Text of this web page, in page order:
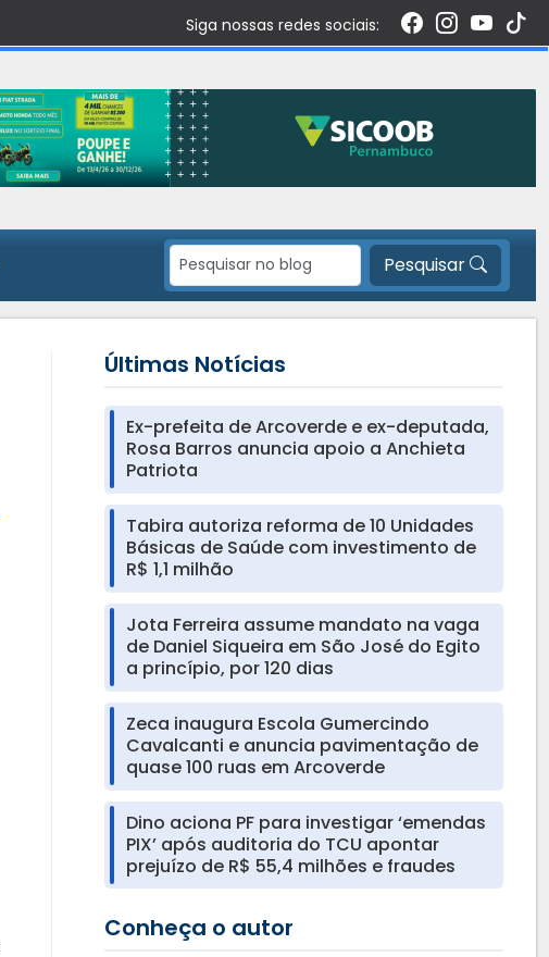
Siga nossas redes sociais:
Pesquisar
Últimas Notícias
Ex-prefeita de Arcoverde e ex-deputada,
Rosa Barros anuncia apoio a Anchieta
Patriota
Tabira autoriza reforma de 10 Unidades
Básicas de Saúde com investimento de
R$ 1,1 milhão
Jota Ferreira assume mandato na vaga
de Daniel Siqueira em São José do Egito
a princípio, por 120 dias
Zeca inaugura Escola Gumercindo
Cavalcanti e anuncia pavimentação de
quase 100 ruas em Arcoverde
Dino aciona PF para investigar ‘emendas
PIX’ após auditoria do TCU apontar
prejuízo de R$ 55,4 milhões e fraudes
Conheça o autor